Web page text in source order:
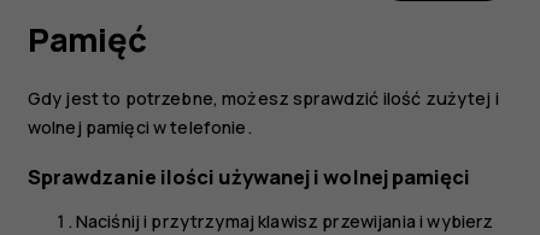
—
instrukcja
obsługi
Pamięć
Gdy jest to potrzebne, możesz sprawdzić ilość zużytej i
wolnej pamięci w telefonie.
Sprawdzanie ilości używanej i wolnej pamięci
Naciśnij i przytrzymaj klawisz przewijania i wybierz